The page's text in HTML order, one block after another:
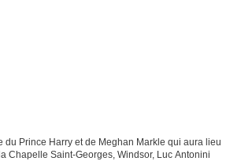
du Prince Harry et de Meghan Markle qui aura lieu
Chapelle Saint-Georges, Windsor, Luc Antonini